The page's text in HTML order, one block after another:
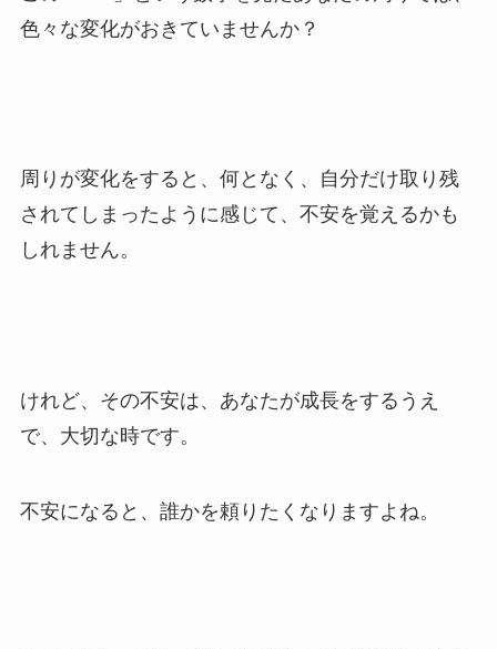
色々な変化がおきていませんか？
周りが変化をすると、何となく、自分だけ取り残
されてしまったように感じて、不安を覚えるかも
しれません。
けれど、その不安は、あなたが成長をするうえ
で、大切な時です。
不安になると、誰かを頼りたくなりますよね。